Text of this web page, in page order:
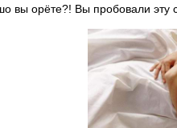
вы орёте?! Вы пробовали эту